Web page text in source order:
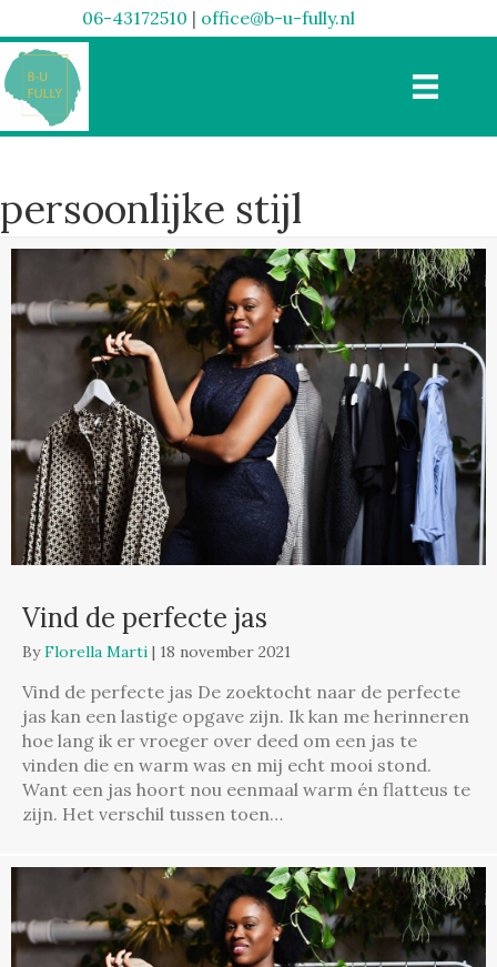
06-43172510 | office@b-u-fully.nl
persoonlijke stijl
Vind de perfecte jas
ByFlorella Marti | 18 november 2021
Vind de perfecte jas De zoektocht naar de perfecte
jas kan een lastige opgave zijn. Ik kan me herinneren
hoe lang ik er vroeger over deed om een jas te
vinden die en warm was en mij echt mooi stond.
Want een jas hoort nou eenmaal warm én flatteus te
zijn. Het verschil tussen toen…